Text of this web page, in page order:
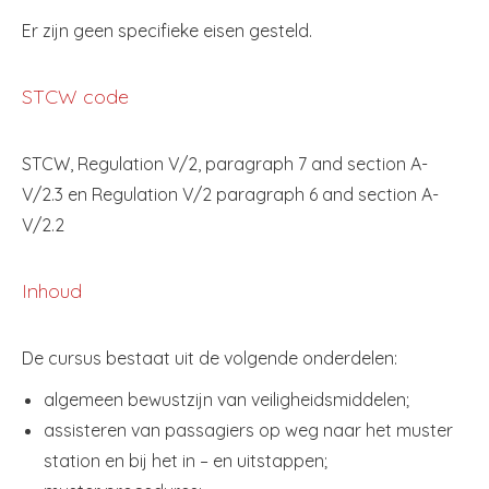
Er zijn geen specifieke eisen gesteld.
STCW code
STCW, Regulation V/2, paragraph 7 and section A-
V/2.3 en Regulation V/2 paragraph 6 and section A-
V/2.2
Inhoud
De cursus bestaat uit de volgende onderdelen:
algemeen bewustzijn van veiligheidsmiddelen;
assisteren van passagiers op weg naar het muster
station en bij het in – en uitstappen;